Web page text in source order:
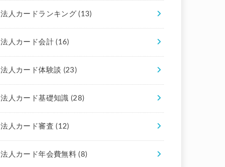
法人カードランキング(13)
法人カード会計(16)
法人カード体験談 (23)
法人カード基礎知識 (28)
法人カード審査(12)
法人カード年会費無料(8)